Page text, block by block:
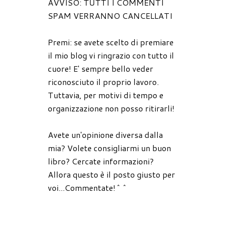
AVVISO: TUTTI I COMMENTI
SPAM VERRANNO CANCELLATI
Premi: se avete scelto di premiare
il mio blog vi ringrazio con tutto il
cuore! E' sempre bello veder
riconosciuto il proprio lavoro.
Tuttavia, per motivi di tempo e
organizzazione non posso ritirarli!
Avete un'opinione diversa dalla
mia? Volete consigliarmi un buon
libro? Cercate informazioni?
Allora questo è il posto giusto per
voi...Commentate!^^